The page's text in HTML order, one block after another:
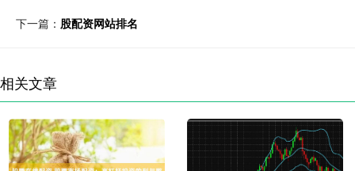
下一篇： 股配资网站排名
相关文章